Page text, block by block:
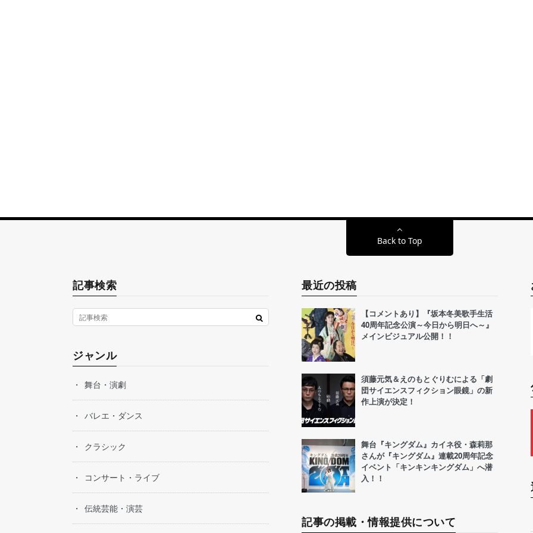
Back to Top
記事検索
ジャンル
舞台・演劇
バレエ・ダンス
クラシック
コンサート・ライブ
伝統芸能・演芸
最近の投稿
【コメントあり】『坂本冬美歌手生活
40周年記念公演～今日から明日へ～』
メインビジュアル公開！！
須藤元気＆えのもとぐりむによる「劇
団サイエンスフィクション眼鏡」の新
作上演が決定！
舞台『キングダム』カイネ役・森莉那
さんが『キングダム』連載20周年記念
イベント「キンキンキングダム」へ潜
入！！
記事の掲載・情報提供について